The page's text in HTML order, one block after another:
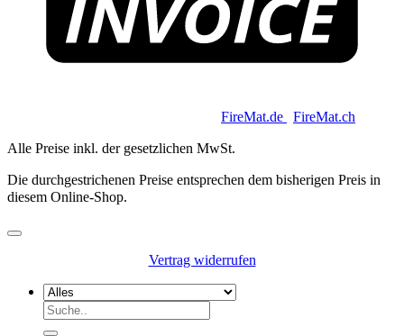
FireMat.de FireMat.ch
Alle Preise inkl. der gesetzlichen MwSt.
Die durchgestrichenen Preise entsprechen dem bisherigen Preis in
diesem Online-Shop.
Vertrag widerrufen
Suchen